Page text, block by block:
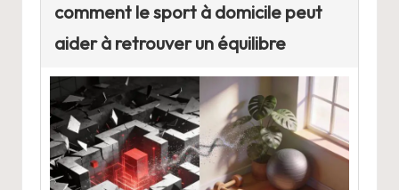
comment le sport à domicile peut
aider à retrouver un équilibre